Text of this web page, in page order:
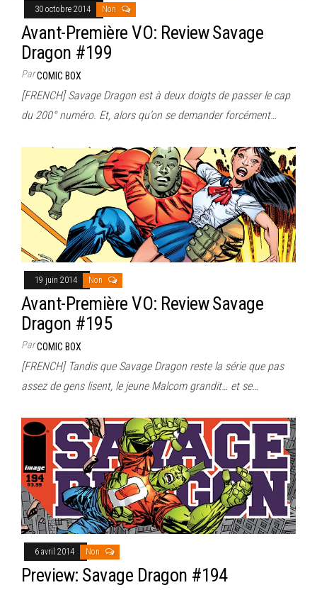
30 octobre 2014 Non
Avant-Première VO: Review Savage
Dragon #199
ParCOMIC BOX
[FRENCH] Savage Dragon est à deux doigts de passer le cap
du 200° numéro. Et, alors qu’on se demander forcément…
19 juin 2014 Non
Avant-Première VO: Review Savage
Dragon #195
ParCOMIC BOX
[FRENCH] Tandis que Savage Dragon reste la série que pas
assez de gens lisent, le jeune Malcom grandit… et se…
6 avril 2014 Non
Preview: Savage Dragon #194